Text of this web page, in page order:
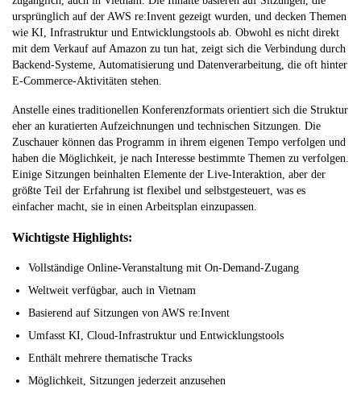
ursprünglich auf der AWS re:Invent gezeigt wurden, und decken Themen
wie KI, Infrastruktur und Entwicklungstools ab. Obwohl es nicht direkt
mit dem Verkauf auf Amazon zu tun hat, zeigt sich die Verbindung durch
Backend-Systeme, Automatisierung und Datenverarbeitung, die oft hinter
E-Commerce-Aktivitäten stehen.
Anstelle eines traditionellen Konferenzformats orientiert sich die Struktur
eher an kuratierten Aufzeichnungen und technischen Sitzungen. Die
Zuschauer können das Programm in ihrem eigenen Tempo verfolgen und
haben die Möglichkeit, je nach Interesse bestimmte Themen zu verfolgen.
Einige Sitzungen beinhalten Elemente der Live-Interaktion, aber der
größte Teil der Erfahrung ist flexibel und selbstgesteuert, was es
einfacher macht, sie in einen Arbeitsplan einzupassen.
Wichtigste Highlights:
Vollständige Online-Veranstaltung mit On-Demand-Zugang
Weltweit verfügbar, auch in Vietnam
Basierend auf Sitzungen von AWS re:Invent
Umfasst KI, Cloud-Infrastruktur und Entwicklungstools
Enthält mehrere thematische Tracks
Möglichkeit, Sitzungen jederzeit anzusehen